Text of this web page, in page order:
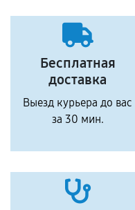
Бесплатная
доставка
Выезд курьера до вас
за 30 мин.